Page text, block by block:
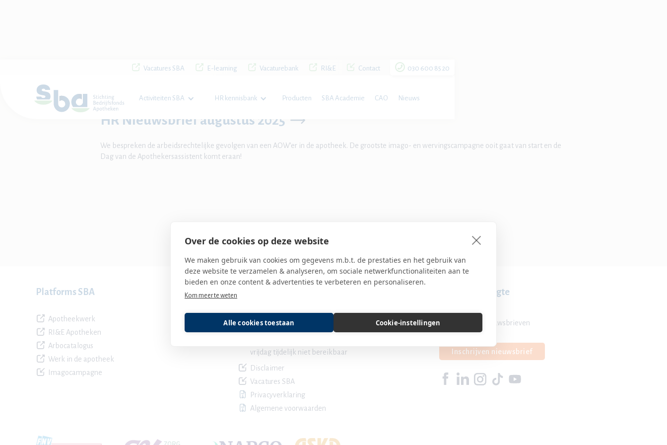
Over de cookies op deze website
We maken gebruik van cookies om gegevens m.b.t. de prestaties en het gebruik van
deze website te verzamelen & analyseren, om sociale netwerkfunctionaliteiten aan te
bieden en onze content & advertenties te verbeteren en personaliseren.
Kom meer te weten
Alle cookies toestaan Cookie-instellingen
Vacatures SBA E-learning Vacaturebank RI&E Contact 030 600 85 20
Activiteiten SBA HR kennisbank Producten SBA Academie CAO Nieuws
HR Nieuwsbrief augustus 2025
We bespreken de arbeidsrechtelijke gevolgen van een AOW’er in de apotheek. De grootste imago- en wervingscampagne ooit gaat van start en de
Dag van de Apothekersassistent komt eraan!
Platforms SBA
Apotheekwerk
RI&E Apotheken
Arbocatalogus
Werk in de apotheek
Imagocampagne
servicedesk@sbaweb.nl
030 600 85 20
vrijdag tijdelijk niet bereikbaar
Disclaimer
Vacatures SBA
Privacyverklaring
Algemene voorwaarden
Blijf op de hoogte
Overzicht nieuwsbrieven
Inschrijven nieuwsbrief